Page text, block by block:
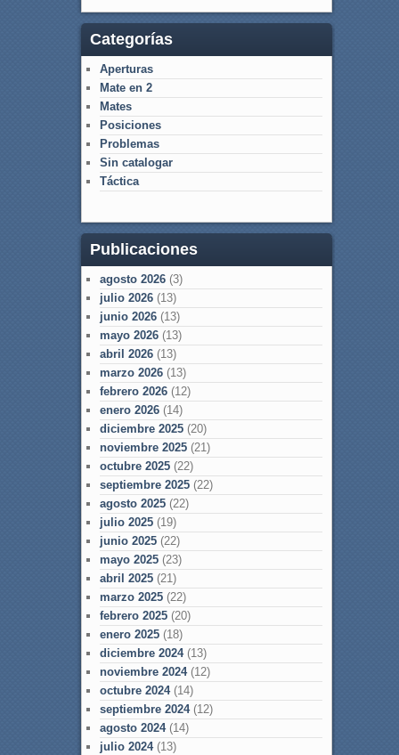
Categorías
Aperturas
Mate en 2
Mates
Posiciones
Problemas
Sin catalogar
Táctica
Publicaciones
agosto 2026(3)
julio 2026(13)
junio 2026(13)
mayo 2026(13)
abril 2026(13)
marzo 2026(13)
febrero 2026(12)
enero 2026(14)
diciembre 2025(20)
noviembre 2025(21)
octubre 2025(22)
septiembre 2025(22)
agosto 2025(22)
julio 2025(19)
junio 2025(22)
mayo 2025(23)
abril 2025(21)
marzo 2025(22)
febrero 2025(20)
enero 2025(18)
diciembre 2024(13)
noviembre 2024(12)
octubre 2024(14)
septiembre 2024(12)
agosto 2024(14)
julio 2024(13)